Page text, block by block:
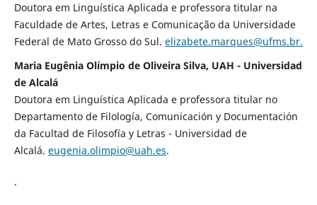
Doutora em Linguística Aplicada e professora titular na
Faculdade de Artes, Letras e Comunicação da Universidade
Federal de Mato Grosso do Sul. elizabete.marques@ufms.br.
Maria Eugênia Olímpio de Oliveira Silva, UAH - Universidad
de Alcalá
Doutora em Linguística Aplicada e professora titular no
Departamento de Filología, Comunicación y Documentación
da Facultad de Filosofía y Letras - Universidad de
Alcalá. eugenia.olimpio@uah.es.
.